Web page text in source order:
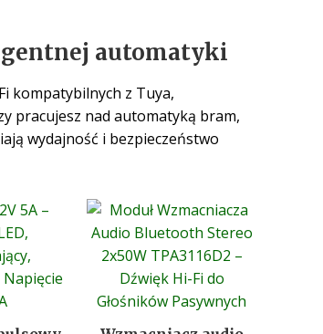
automatyki
kompatybilnych z Tuya,
pracujesz nad automatyką bram,
wydajność i bezpieczeństwo